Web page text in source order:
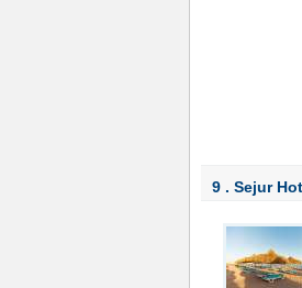
9 . Sejur